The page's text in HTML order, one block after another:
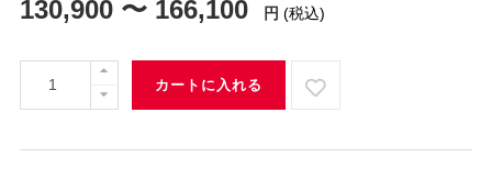
130,900 〜 166,100 円 (税込)
カートに入れる